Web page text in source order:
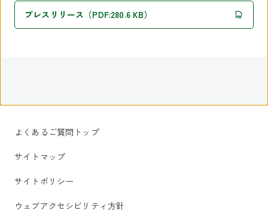
プレスリリース（PDF:280.6 KB）
よくあるご質問トップ
サイトマップ
サイトポリシー
ウェブアクセシビリティ方針